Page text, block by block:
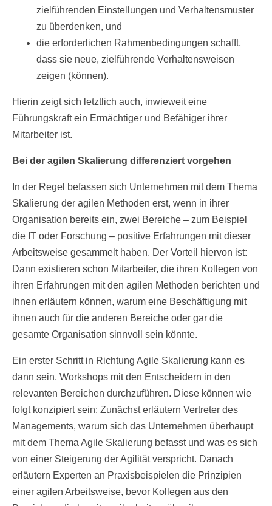
zielführenden Einstellungen und Verhaltensmuster
zu überdenken, und
die erforderlichen Rahmenbedingungen schafft,
dass sie neue, zielführende Verhaltensweisen
zeigen (können).
Hierin zeigt sich letztlich auch, inwieweit eine
Führungskraft ein Ermächtiger und Befähiger ihrer
Mitarbeiter ist.
Bei der agilen Skalierung differenziert vorgehen
In der Regel befassen sich Unternehmen mit dem Thema
Skalierung der agilen Methoden erst, wenn in ihrer
Organisation bereits ein, zwei Bereiche – zum Beispiel
die IT oder Forschung – positive Erfahrungen mit dieser
Arbeitsweise gesammelt haben. Der Vorteil hiervon ist:
Dann existieren schon Mitarbeiter, die ihren Kollegen von
ihren Erfahrungen mit den agilen Methoden berichten und
ihnen erläutern können, warum eine Beschäftigung mit
ihnen auch für die anderen Bereiche oder gar die
gesamte Organisation sinnvoll sein könnte.
Ein erster Schritt in Richtung Agile Skalierung kann es
dann sein, Workshops mit den Entscheidern in den
relevanten Bereichen durchzuführen. Diese können wie
folgt konzipiert sein: Zunächst erläutern Vertreter des
Managements, warum sich das Unternehmen überhaupt
mit dem Thema Agile Skalierung befasst und was es sich
von einer Steigerung der Agilität verspricht. Danach
erläutern Experten an Praxisbeispielen die Prinzipien
einer agilen Arbeitsweise, bevor Kollegen aus den